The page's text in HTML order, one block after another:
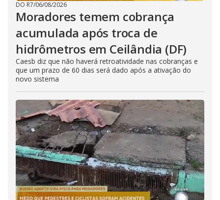
DO R7/06/08/2026
Moradores temem cobrança
acumulada após troca de
hidrômetros em Ceilândia (DF)
Caesb diz que não haverá retroatividade nas cobranças e
que um prazo de 60 dias será dado após a ativação do
novo sistema